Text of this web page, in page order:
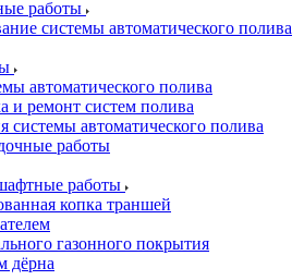
работы
системы автоматического полива
автоматического полива
и ремонт систем полива
системы автоматического полива
работы
работы
копка траншей
газонного покрытия
дёрна